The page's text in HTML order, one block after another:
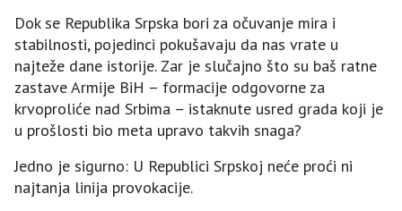
Dok se Republika Srpska bori za očuvanje mira i
stabilnosti, pojedinci pokušavaju da nas vrate u
najteže dane istorije. Zar je slučajno što su baš ratne
zastave Armije BiH – formacije odgovorne za
krvoproliće nad Srbima – istaknute usred grada koji je
u prošlosti bio meta upravo takvih snaga?
Jedno je sigurno: U Republici Srpskoj neće proći ni
najtanja linija provokacije.